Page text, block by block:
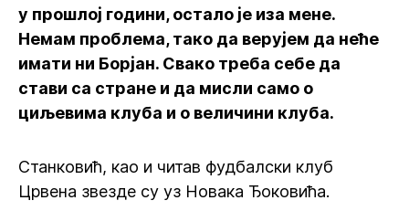
у прошлој години, остало је иза мене.
Немам проблема, тако да верујем да неће
имати ни Борјан. Свако треба себе да
стави са стране и да мисли само о
циљевима клуба и о величини клуба.
Станковић, као и читав фудбалски клуб
Црвена звезде су уз Новака Ђоковића.